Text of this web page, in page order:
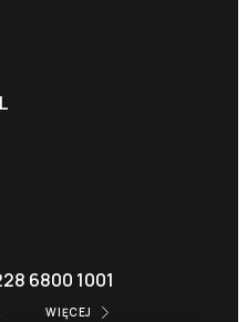
6800 1001
WIĘCEJ